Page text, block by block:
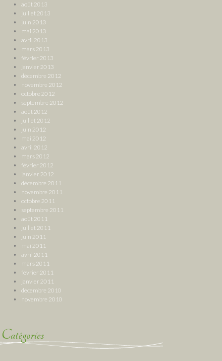
août 2013
juillet 2013
juin 2013
mai 2013
avril 2013
mars 2013
février 2013
janvier 2013
décembre 2012
novembre 2012
octobre 2012
septembre 2012
août 2012
juillet 2012
juin 2012
mai 2012
avril 2012
mars 2012
février 2012
janvier 2012
décembre 2011
novembre 2011
octobre 2011
septembre 2011
août 2011
juillet 2011
juin 2011
mai 2011
avril 2011
mars 2011
février 2011
janvier 2011
décembre 2010
novembre 2010
Catégories